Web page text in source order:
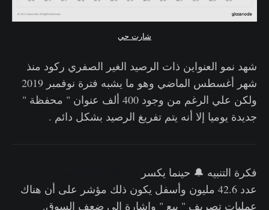
شارت حي
شهد نمو العنواين ذات الرصيد الغير الصفري ركود منذ
شهر أغسطس الماضي وهو ما يشبه فترة نوفمبر 2019
ولكن علي الرغم من وجود 400 ألف عنوان " محفظة "
جديدة يوميا إلا أنه يتم تفريغ الرصيد بشكل دائم .
فكرة التنبيه 🔔 حينما يكسر
عدد 42.6 مليون وأسفل يكون ذلك مؤشر على أن هناك
عمليات تصريف " بيع " وإشارة إلي ضعف السوق.